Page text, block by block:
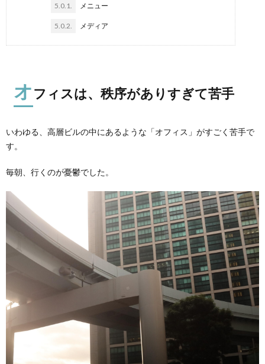
5.0.1. メニュー
5.0.2. メディア
オフィスは、秩序がありすぎて苦手
いわゆる、高層ビルの中にあるような「オフィス」がすごく苦手で
す。
毎朝、行くのが憂鬱でした。